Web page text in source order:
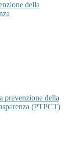
della
prevenzione della
(PTPCT)